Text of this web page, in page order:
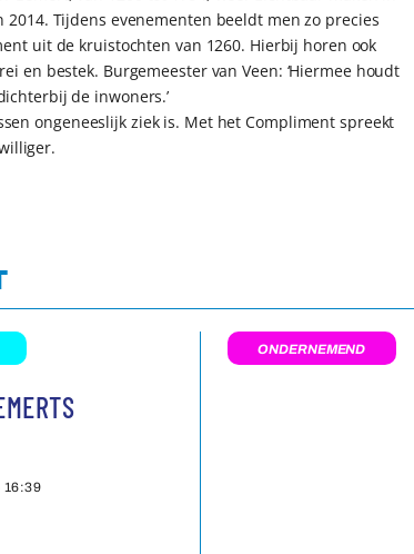
Tijdens evenementen beeldt men zo precies
uit de kruistochten van 1260. Hierbij horen ook
en bestek. Burgemeester van Veen: ‘Hiermee houdt
de inwoners.’
ongeneeslijk ziek is. Met het Compliment spreekt
16:39
ONDERNEMEND